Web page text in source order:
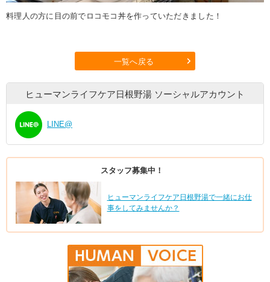
料理人の方に目の前でロコモコ丼を作っていただきました！
一覧へ戻る
ヒューマンライフケア日根野湯 ソーシャルアカウント
LINE@
スタッフ募集中！
ヒューマンライフケア日根野湯で一緒にお仕
事をしてみませんか？